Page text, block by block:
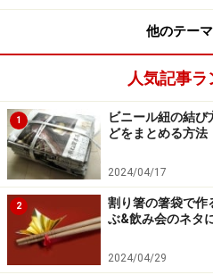
4 悔しがっているよう
他のテー
人気記事ラ
1
ビニール紐の結
どをまとめる方法
2024/04/17
2
割り箸の箸袋で作
ぶ&飲み会のネタ
2024/04/29